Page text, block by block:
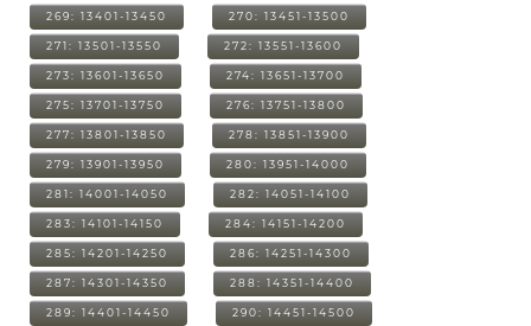
269: 13401-13450 270: 13451-13500
271: 13501-13550 272: 13551-13600
273: 13601-13650 274: 13651-13700
275: 13701-13750 276: 13751-13800
277: 13801-13850 278: 13851-13900
279: 13901-13950 280: 13951-14000
281: 14001-14050 282: 14051-14100
283: 14101-14150 284: 14151-14200
285: 14201-14250 286: 14251-14300
287: 14301-14350 288: 14351-14400
289: 14401-14450 290: 14451-14500